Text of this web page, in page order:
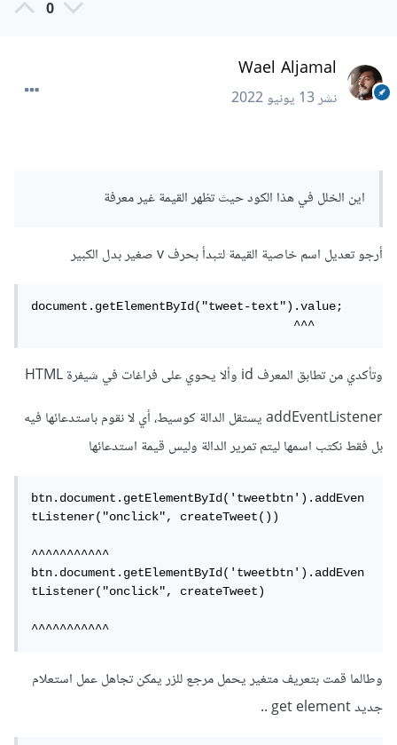
0
Wael Aljamal
نشر13 يونيو 2022
اين الخلل في هذا الكود حيث تظهر القيمة غير معرفة
أرجو تعديل اسم خاصية القيمة لتبدأ بحرف v صغير بدل الكبير
document.getElementById("tweet-text").value;
                                     ^^^
وتأكدي من تطابق المعرف id وألا يحوي على فراغات في شيفرة HTML
addEventListener يستقل الدالة كوسيط، أي لا نقوم باستدعائها فيه
بل فقط نكتب اسمها ليتم تمرير الدالة وليس قيمة استدعائها
btn.document.getElementById('tweetbtn').addEven
tListener("onclick", createTweet())
^^^^^^^^^^^
btn.document.getElementById('tweetbtn').addEven
tListener("onclick", createTweet)
^^^^^^^^^^^
وطالما قمت بتعريف متغير يحمل مرجع للزر يمكن تجاهل عمل استعلام
جديد get element ..